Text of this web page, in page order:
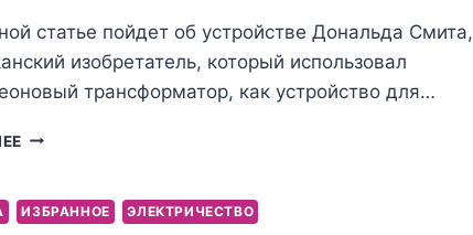
статье пойдет об устройстве Дональда Смита,
изобретатель, который использовал
трансформатор, как устройство для…
НЕОННИК
ИЗБРАННОЕ ЭЛЕКТРИЧЕСТВО